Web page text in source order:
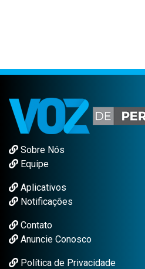
Sobre Nós
Equipe
Aplicativos
Notificações
Contato
Anuncie Conosco
Política de Privacidade